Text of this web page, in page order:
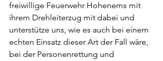
freiwillige Feuerwehr Hohenems mit
ihrem Drehleiterzug mit dabei und
unterstütze uns, wie es auch bei einem
echten Einsatz dieser Art der Fall wäre,
bei der Personenrettung und